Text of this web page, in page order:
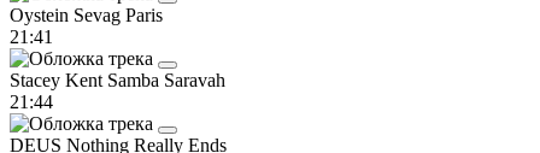
Oystein Sevag Paris
21:41
Stacey Kent Samba Saravah
21:44
DEUS Nothing Really Ends